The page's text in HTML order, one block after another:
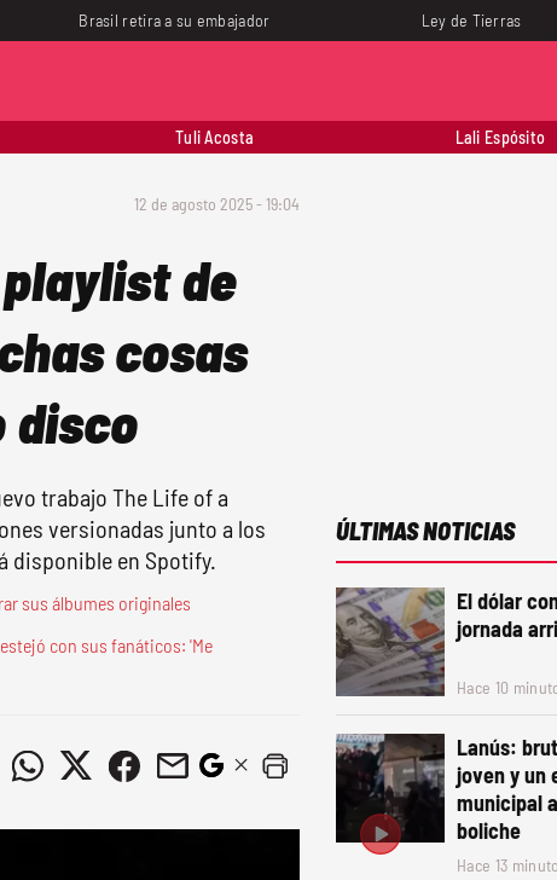
Brasil retira a su embajador Ley de Tierras
Tuli Acosta Lali Espósito
12 de agosto 2025 - 19:04
de
cosas
disco
trabajo The Life of a
versionadas junto a los
disponible en Spotify.
sus álbumes originales
con sus fanáticos: 'Me
ÚLTIMAS NOTICIAS
El dólar
jornada
Hace 10
Lanús:
joven y un
municipal
boliche
Hace 13